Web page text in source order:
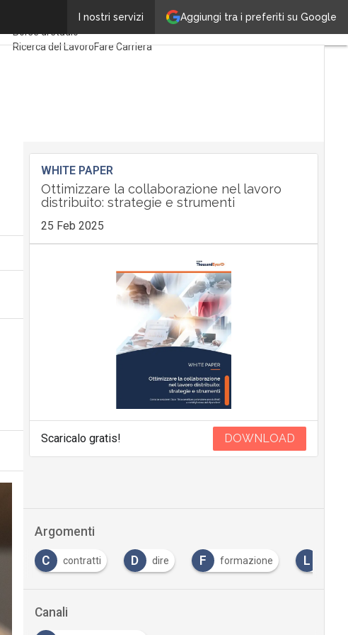
Aggiungi tra i preferiti su Google
I nostri servizi
Formazione
Borse di studio
Ricerca del LavoroFare Carriera
WHITE PAPER
Ottimizzare la collaborazione nel lavoro
distribuito: strategie e strumenti
25 Feb 2025
Scaricalo gratis! DOWNLOAD
Argomenti
C contratti D dire F formazione L
Canali